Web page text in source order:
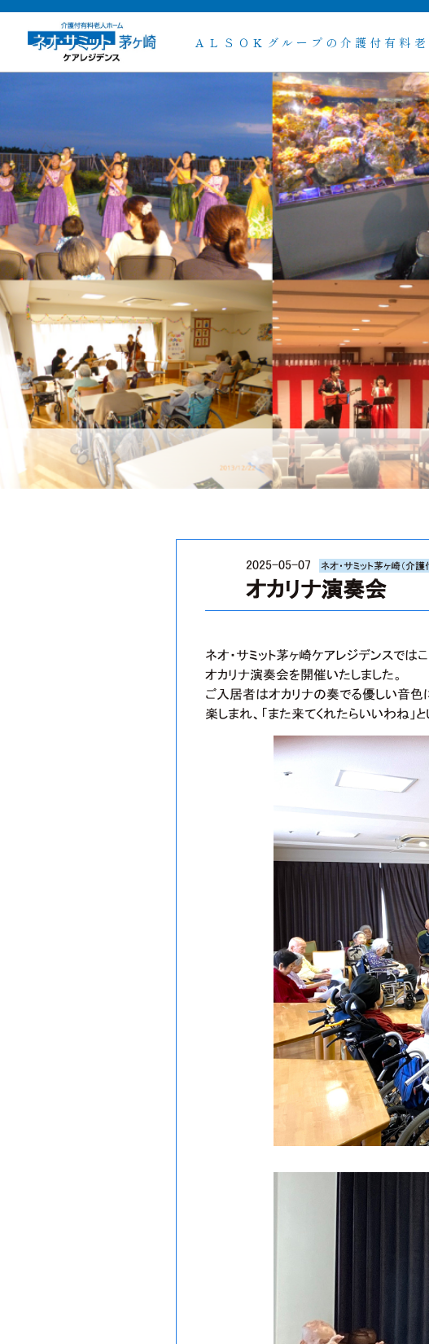
ＡＬＳＯＫグループの介護付有料
2025-05-07 ネオ・サミット茅ヶ崎（介護
オカリナ演奏会
ネオ・サミット茅ヶ崎ケアレジデンスで
オカリナ演奏会を開催いたしました。
ご入居者はオカリナの奏でる優しい音色
楽しまれ、「また来てくれたらいいわね」